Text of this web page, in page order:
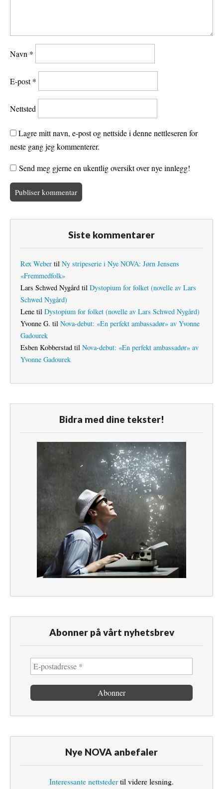
Navn *
E-post*
Nettsted
Lagre mitt navn, e-post og nettside i denne nettleseren for
neste gang jeg kommenterer.
Send meg gjerne en ukentlig oversikt over nye innlegg!
Siste kommentarer
Rex Weber til Ny stripeserie i Nye NOVA: Jørn Jensens
«Fremmedfolk»
Lars Schwed Nygård til Dystopium for folket (novelle av Lars
Schwed Nygård)
Lene til Dystopium for folket (novelle av Lars Schwed Nygård)
Yvonne G. til Nova-debut: «En perfekt ambassadør» av Yvonne
Gadourek
Esben Kobberstad til Nova-debut: «En perfekt ambassadør» av
Yvonne Gadourek
Bidra med dine tekster!
Abonner på vårt nyhetsbrev
Nye NOVA anbefaler
Interessante nettstedertil videre lesning.